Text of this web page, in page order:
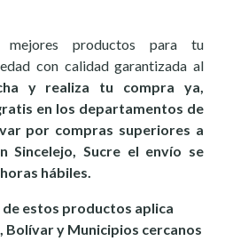
productos para tu
con calidad garantizada al
y realiza tu compra ya,
en los departamentos de
por compras superiores a
Sincelejo, Sucre el envío se
hábiles.
de estos productos aplica
Bolívar y Municipios cercanos